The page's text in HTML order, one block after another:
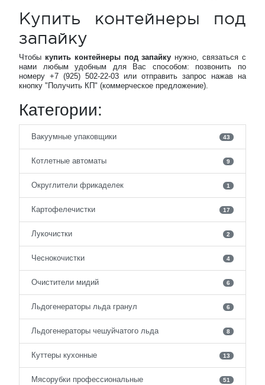
Купить контейнеры под
запайку
Чтобы купить контейнеры под запайку нужно, связаться с
нами любым удобным для Вас способом: позвонить по
номеру +7 (925) 502-22-03 или отправить запрос нажав на
кнопку "Получить КП" (коммерческое предложение).
Категории:
Вакуумные упаковщики 43
Котлетные автоматы 9
Округлители фрикаделек 1
Картофелечистки 17
Лукочистки 2
Чеснокочистки 4
Очистители мидий 6
Льдогенераторы льда гранул 6
Льдогенераторы чешуйчатого льда 8
Куттеры кухонные 13
Мясорубки профессиональные 51